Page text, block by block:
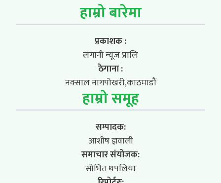
हाम्रो बारेमा
प्रकाशक :
लगानी न्यूज प्रालि
ठेगाना :
नक्साल नागपोखरी,काठमाडौं
हाम्रो समूह
सम्पादक:
आशीष ज्ञवाली
समाचार संयोजक:
सोभित थपलिया